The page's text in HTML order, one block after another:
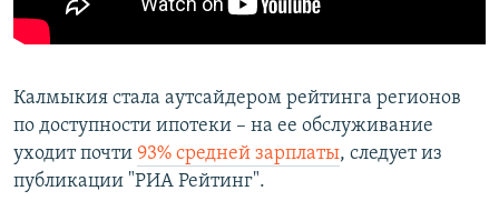
Калмыкия стала аутсайдером рейтинга регионов
по доступности ипотеки – на ее обслуживание
уходит почти 93% средней зарплаты, следует из
публикации "РИА Рейтинг".